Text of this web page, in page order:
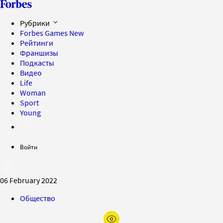
Рубрики
Forbes Games New
Рейтинги
Франшизы
Подкасты
Видео
Life
Woman
Sport
Young
Войти
06 February 2022
Общество